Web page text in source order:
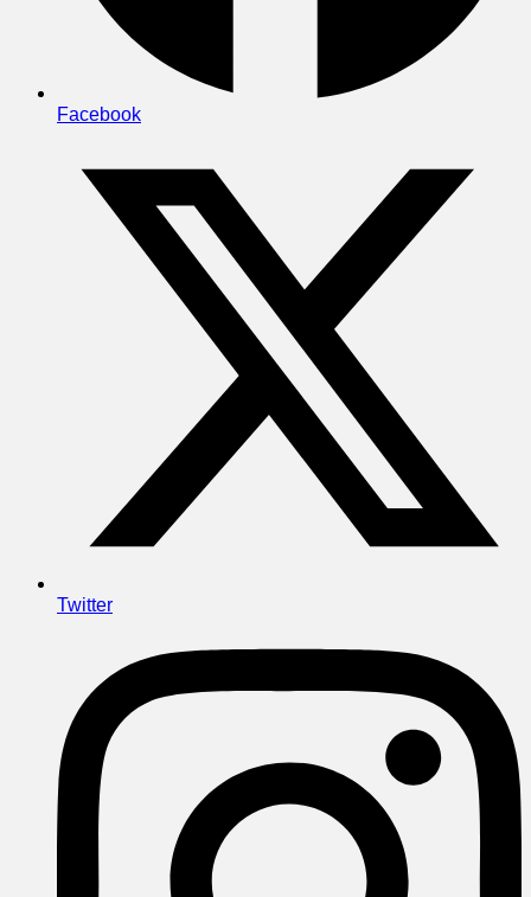
Facebook
Twitter